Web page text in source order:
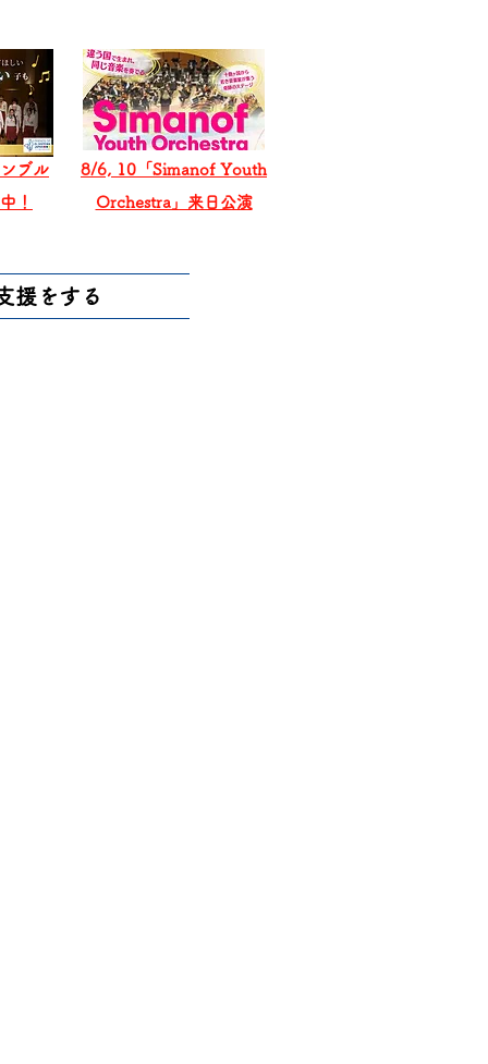
ブル
！
8/6, 10「Simanof Youth
Orchestra」来日公演
援をする